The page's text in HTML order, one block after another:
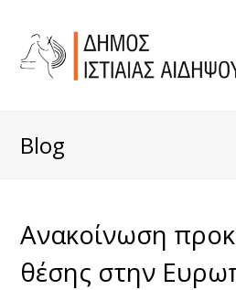
Blog
Ανακοίνωση
θέσης στην